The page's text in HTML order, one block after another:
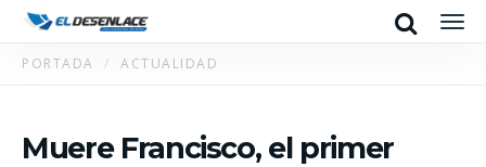
Search
PORTADA ACTUALIDAD
Muere Francisco, el primer